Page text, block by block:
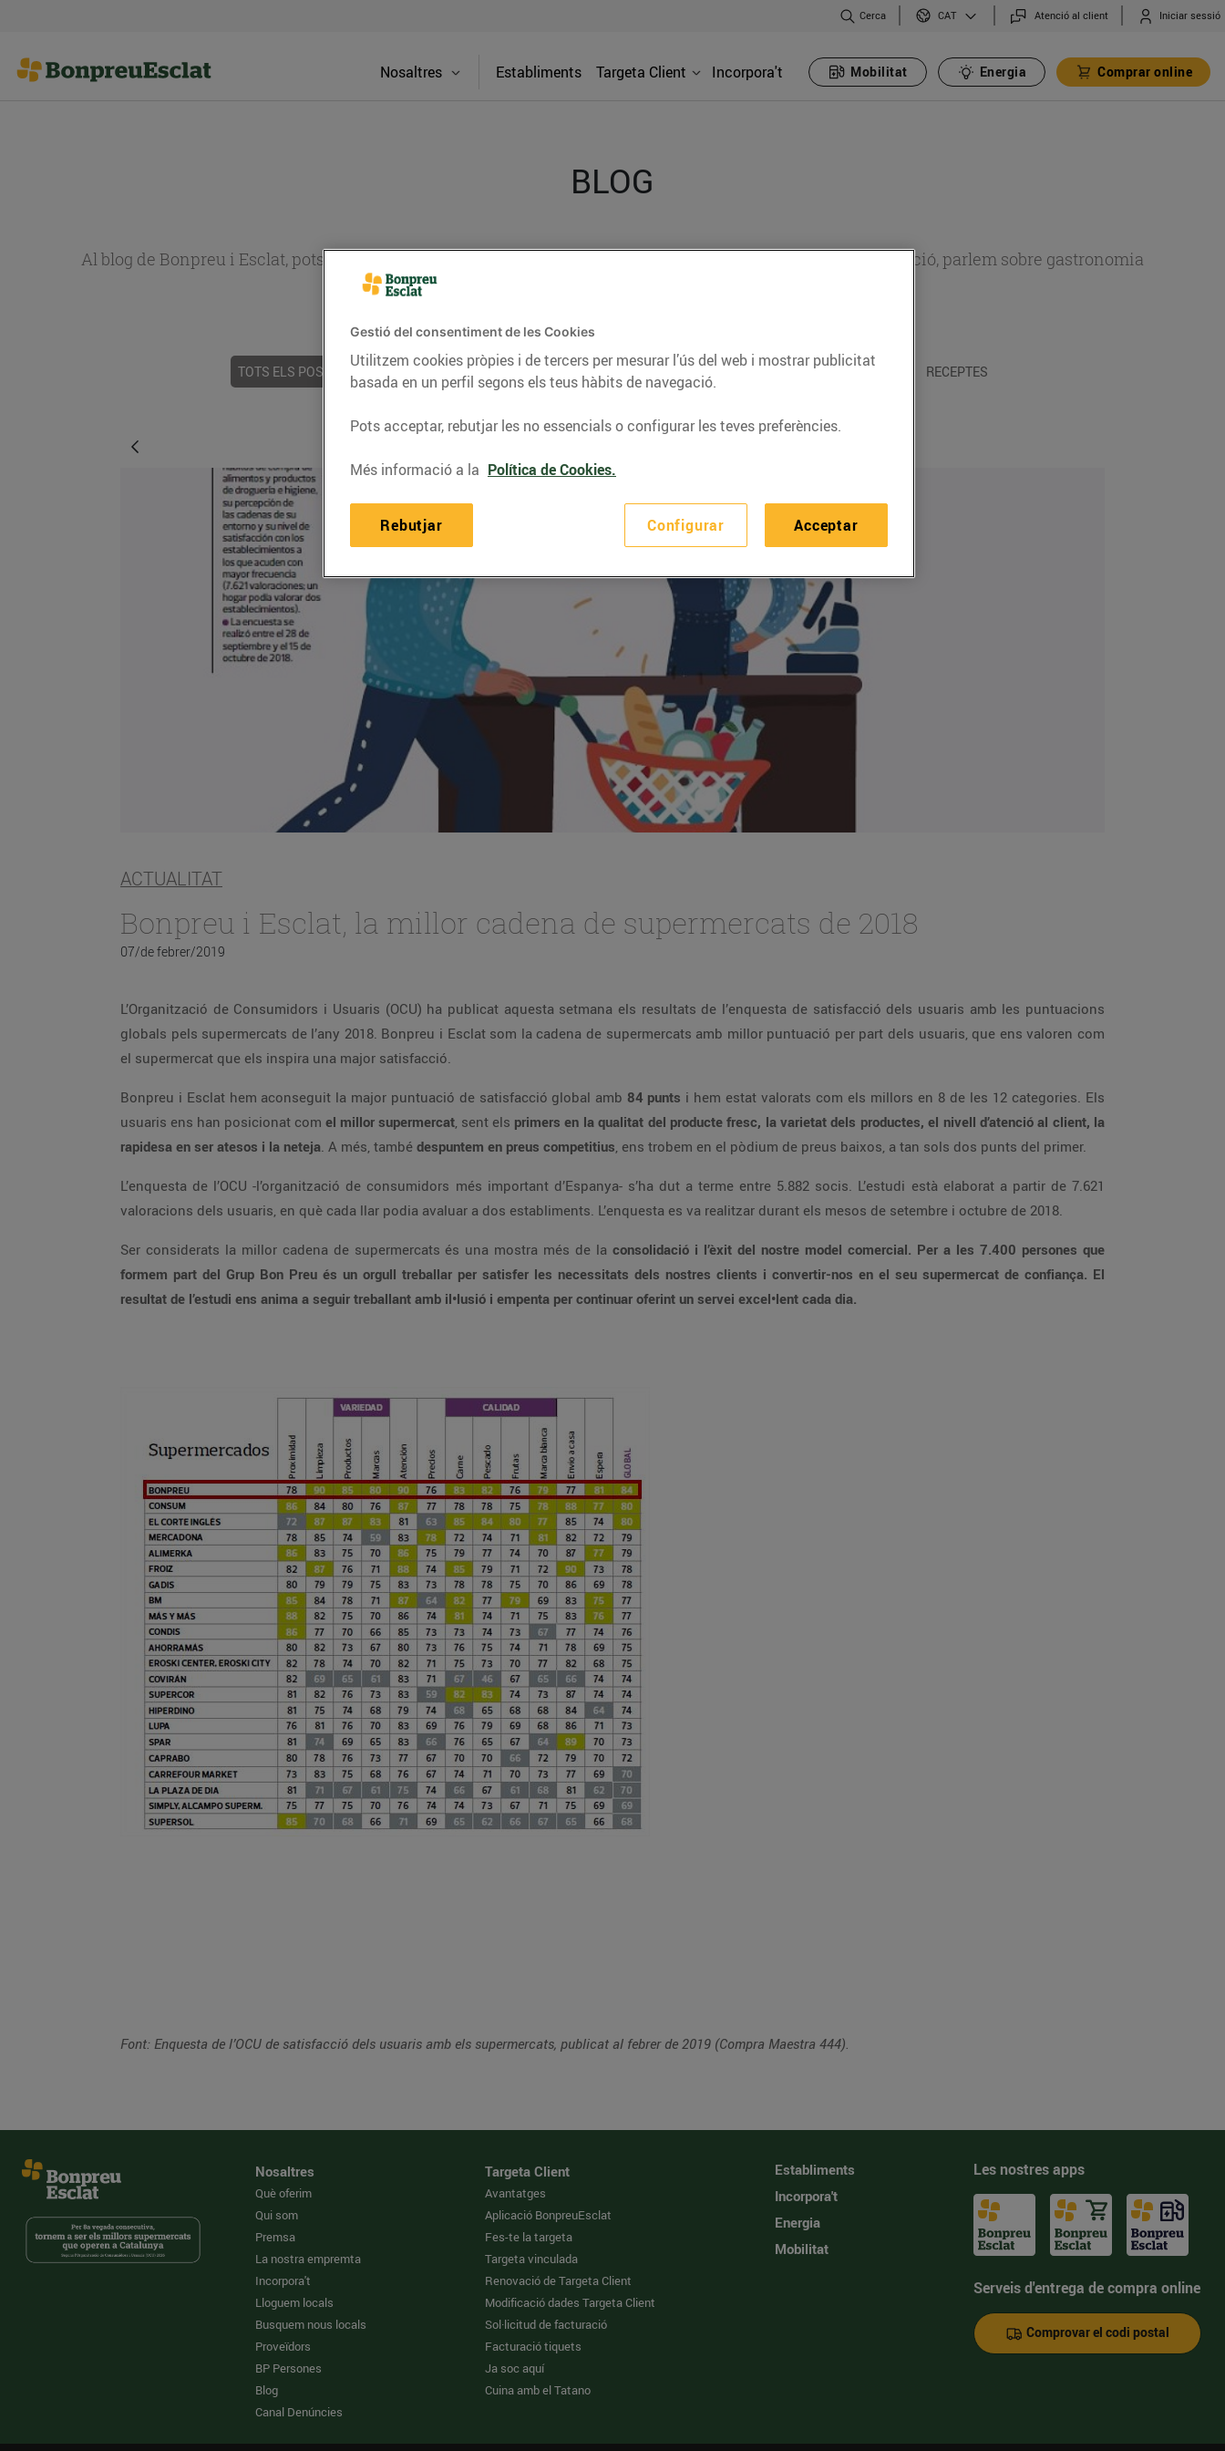
Cerca CAT Atenció al client Iniciar sessió
Nosaltres Establiments Targeta Client Incorpora't Mobilitat Energia Comprar online
BLOG
Al blog de Bonpreu i Esclat, pots trobar receptes, consells nutricionals, informació d’actualitat sobre alimentació, parlem sobre gastronomia
TOTS ELS POSTS ACTUALITAT CONSELLS I HÀBITS SALUDABLES ENERGIA GASTRONOMIA I TRADICIONS RECEPTES
ACTUALITAT
Bonpreu i Esclat, la millor cadena de supermercats de 2018
07/de febrer/2019
L’Organització de Consumidors i Usuaris (OCU) ha publicat aquesta setmana els resultats de l’enquesta de satisfacció dels usuaris amb les puntuacions
globals pels supermercats de l’any 2018. Bonpreu i Esclat som la cadena de supermercats amb millor puntuació per part dels usuaris, que ens valoren com
el supermercat que els inspira una major satisfacció.
Bonpreu i Esclat hem aconseguit la major puntuació de satisfacció global amb 84 punts i hem estat valorats com els millors en 8 de les 12 categories. Els
usuaris ens han posicionat com el millor supermercat, sent els primers en la qualitat del producte fresc, la varietat dels productes, el nivell d’atenció al client, la
rapidesa en ser atesos i la neteja. A més, també despuntem en preus competitius, ens trobem en el pòdium de preus baixos, a tan sols dos punts del primer.
L’enquesta de l’OCU -l’organització de consumidors més important d’Espanya- s’ha dut a terme entre 5.882 socis. L’estudi està elaborat a partir de 7.621
valoracions dels usuaris, en què cada llar podia avaluar a dos establiments. L’enquesta es va realitzar durant els mesos de setembre i octubre de 2018.
Ser considerats la millor cadena de supermercats és una mostra més de la consolidació i l’èxit del nostre model comercial. Per a les 7.400 persones que
formem part del Grup Bon Preu és un orgull treballar per satisfer les necessitats dels nostres clients i convertir-nos en el seu supermercat de confiança. El
resultat de l’estudi ens anima a seguir treballant amb il•lusió i empenta per continuar oferint un servei excel•lent cada dia.
Font: Enquesta de l’OCU de satisfacció dels usuaris amb els supermercats, publicat al febrer de 2019 (Compra Maestra 444).
Nosaltres
Què oferim
Qui som
Premsa
La nostra empremta
Incorpora't
Lloguem locals
Busquem nous locals
Proveïdors
BP Persones
Blog
Canal Denúncies
Targeta Client
Avantatges
Aplicació BonpreuEsclat
Fes-te la targeta
Targeta vinculada
Renovació de Targeta Client
Modificació dades Targeta Client
Sol·licitud de facturació
Facturació tiquets
Ja soc aquí
Cuina amb el Tatano
Establiments
Incorpora't
Energia
Mobilitat
Les nostres apps
Serveis d'entrega de compra online
Comprovar el codi postal
Gestió del consentiment de les Cookies
Utilitzem cookies pròpies i de tercers per mesurar l’ús del web i mostrar publicitat
basada en un perfil segons els teus hàbits de navegació.
Pots acceptar, rebutjar les no essencials o configurar les teves preferències.
Més informació a la Política de Cookies.
Configurar
Rebutjar Acceptar